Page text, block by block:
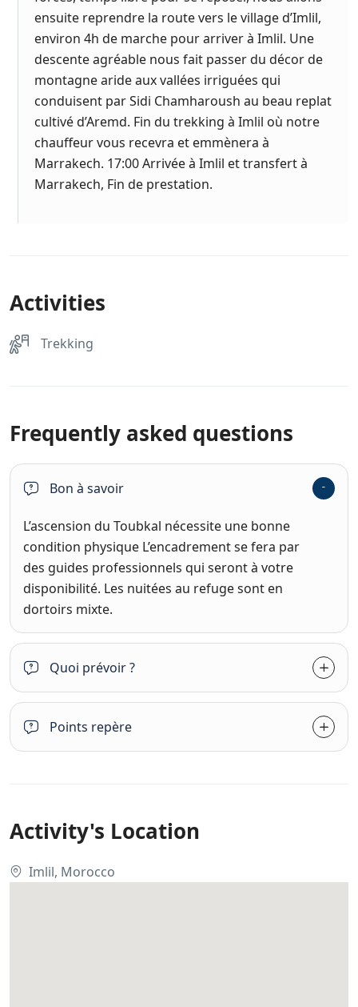
ensuite reprendre la route vers le village d’Imlil,
environ 4h de marche pour arriver à Imlil. Une
descente agréable nous fait passer du décor de
montagne aride aux vallées irriguées qui
conduisent par Sidi Chamharoush au beau replat
cultivé d’Aremd. Fin du trekking à Imlil où notre
chauffeur vous recevra et emmènera à
Marrakech. 17:00 Arrivée à Imlil et transfert à
Marrakech, Fin de prestation.
Activities
Trekking
Frequently asked questions
Bon à savoir
L’ascension du Toubkal nécessite une bonne
condition physique L’encadrement se fera par
des guides professionnels qui seront à votre
disponibilité. Les nuitées au refuge sont en
dortoirs mixte.
Quoi prévoir ?
Points repère
Activity's Location
Imlil, Morocco